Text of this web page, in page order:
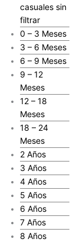
casuales sin
filtrar
0 – 3 Meses
3 – 6 Meses
6 – 9 Meses
9 – 12
Meses
12 – 18
Meses
18 – 24
Meses
2 Años
3 Años
4 Años
5 Años
6 Años
7 Años
8 Años